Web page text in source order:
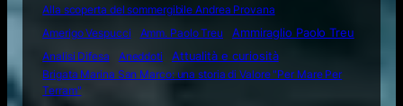
Alla scoperta del sommergibile Andrea Provana
Amerigo Vespucci
Amm. Paolo Treu
Ammiraglio Paolo Treu
Analisi Difesa
Aneddoti Attualità e curiosità
Brigata Marina San Marco: una storia di Valore "Per Mare Per
Terram"